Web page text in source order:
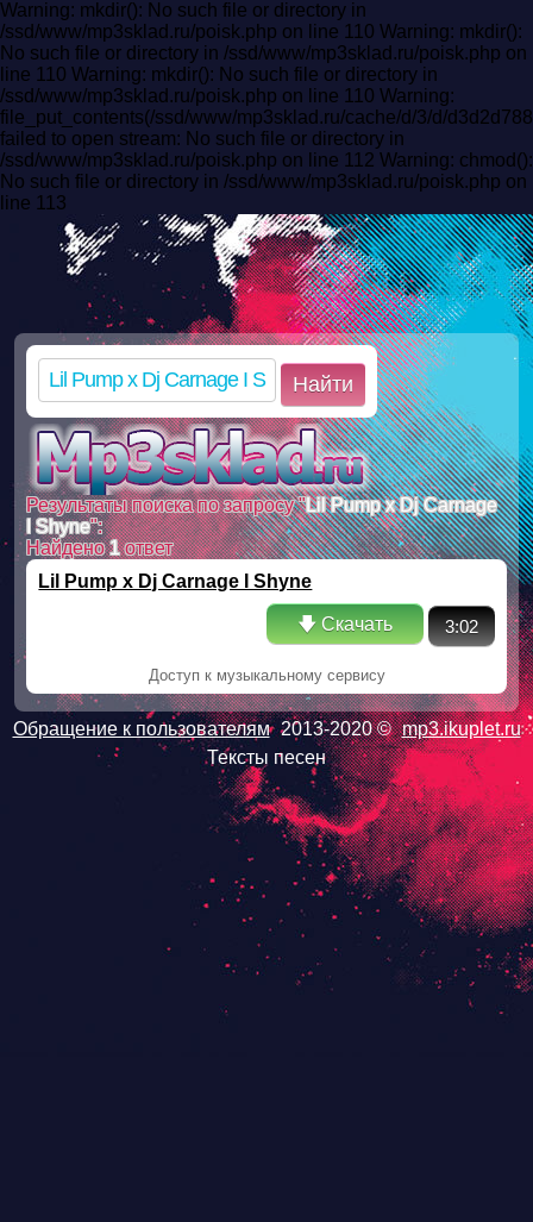
Warning: mkdir(): No such file or directory in
/ssd/www/mp3sklad.ru/poisk.php on line 110 Warning: mkdir():
No such file or directory in /ssd/www/mp3sklad.ru/poisk.php on
line 110 Warning: mkdir(): No such file or directory in
/ssd/www/mp3sklad.ru/poisk.php on line 110 Warning:
file_put_contents(/ssd/www/mp3sklad.ru/cache/d/3/d/
failed to open stream: No such file or directory in
/ssd/www/mp3sklad.ru/poisk.php on line 112 Warning: chmod():
No such file or directory in /ssd/www/mp3sklad.ru/poisk.php on
line 113
Найти
Результаты поиска по запросу " Lil Pump x Dj Carnage
I Shyne":
Найдено1ответ
Lil Pump x Dj Carnage I Shyne
🡇 Скачать 3:02
Доступ к музыкальному сервису
Обращение к пользователям 2013-2020 © mp3.ikuplet.ru
Тексты песен